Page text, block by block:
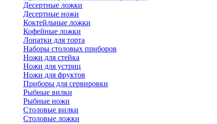
Десертные ложки
Десертные ножи
Коктейльные ложки
Кофейные ложки
Лопатки для торта
Наборы столовых приборов
Ножи для стейка
Ножи для устриц
Ножи для фруктов
Приборы для сервировки
Рыбные вилки
Рыбные ножи
Столовые вилки
Столовые ложки